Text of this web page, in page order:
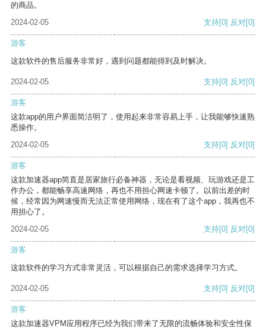
的商品。
2024-02-05
支持[0] 反对[0]
游客
这款软件的售后服务非常好，遇到问题都能得到及时解决。
2024-02-05 支持[0] 反对[0]
游客
这款app的用户界面简洁明了，使用起来非常容易上手，让我能够快速熟
悉操作。
2024-02-05
支持[0] 反对[0]
游客
这款加速器app简直是居家旅行必备神器，无论是看视频、玩游戏还是工
作办公，都能畅享高速网络，再也不用担心网速卡顿了。以前出差的时
候，经常因为网速慢而无法正常使用网络，现在有了这个app，我再也不
用担心了。
2024-02-05
支持[0] 反对[0]
游客
这款软件的学习方式非常灵活，可以根据自己的需求选择学习方式。
2024-02-05 支持[0] 反对[0]
游客
这款加速器VPM应用程序已经为我们带来了无限的流畅体验和安全性保